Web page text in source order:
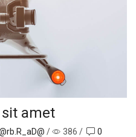
amet
/ 386 / 0